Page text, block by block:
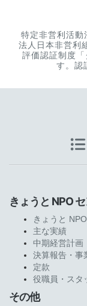
特定非営利活動
法人日本非営利
評価認証制度
す。認
きょうと NPO
きょうと
主な実績
中期経営計画
決算報告・事
定款
役職員・スタ
その他